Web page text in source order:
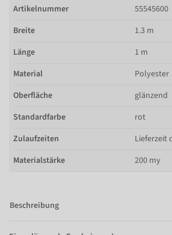
Artikelnummer
55545600
Breite
1.3 m
Länge
1 m
Material
Polyester
Oberfläche
glänzend
Standardfarbe
rot
Zulaufzeiten
Lieferzeit
Materialstärke
200 my
Beschreibung